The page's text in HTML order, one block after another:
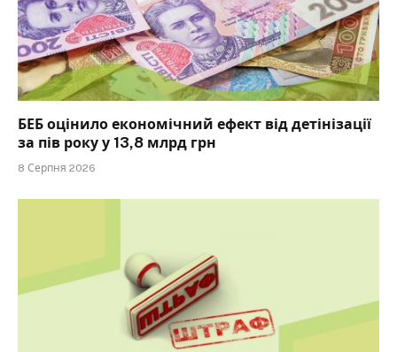
БЕБ оцінило економічний ефект від детінізації
за пів року у 13,8 млрд грн
8 Серпня 2026